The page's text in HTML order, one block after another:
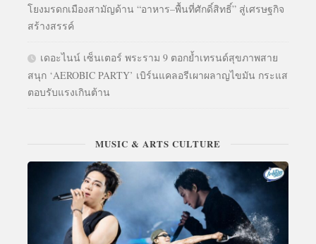
โยงมรดกเมืองสามัญด้าน “อาหาร–พื้นที่ศักดิ์สิทธิ์” สู่เศรษฐกิจ
สร้างสรรค์
เดอะไนน์ เซ็นเตอร์ พระราม 9 ตอกย้ำเทรนด์สุขภาพสาย
สนุก ‘AEROBIC PARTY’ เบิร์นแคลอรีเผาผลาญไขมัน กระแส
ตอบรับแรงเกินต้าน
MUSIC & ARTS CULTURE